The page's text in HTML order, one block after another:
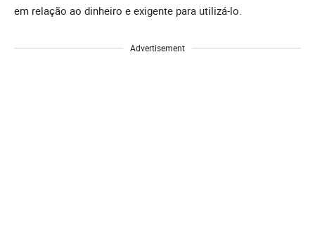
em relação ao dinheiro e exigente para utilizá-lo.
Advertisement